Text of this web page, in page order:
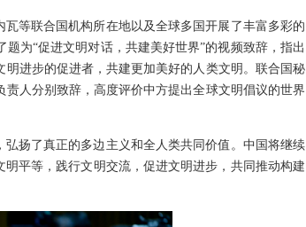
等联合国机构所在地以及全球多国开展了丰富多彩的
为“促进文明对话，共建美好世界”的视频致辞，指出
进步的促进者，共建更加美好的人类文明。联合国秘
人分别致辞，高度评价中方提出全球文明倡议的世界
扬了真正的多边主义和全人类共同价值。中国将继续
平等，践行文明交流，促进文明进步，共同推动构建